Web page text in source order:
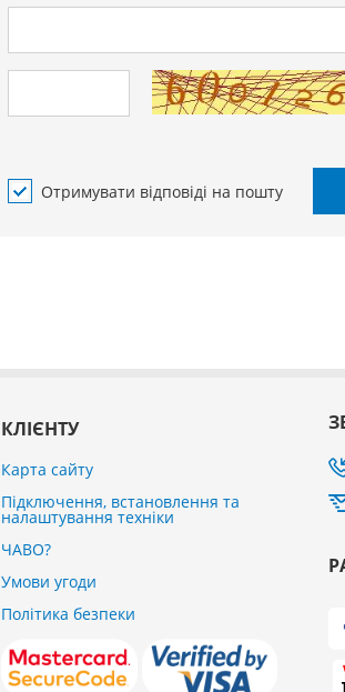
Отримувати відповіді на пошту
КЛІЄНТУ
Карта сайту
Підключення, встановлення та
налаштування техніки
ЧАВО?
Умови угоди
Політика безпеки